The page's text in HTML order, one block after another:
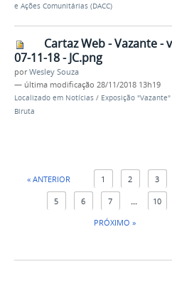
e Ações Comunitárias (DACC)
Cartaz Web - Vazante -
07-11-18 - JC.png
porWesley Souza
— última modificação 28/11/2018 13h19
Localizado em Notícias / Exposição "Vazante"
Biruta
« ANTERIOR 1 2 3
5 6 7 ...
10
PRÓXIMO »